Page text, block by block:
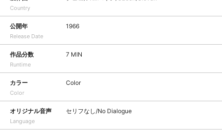
Country
公開年
Release Date
1966
作品分数
Runtime
7 MIN
カラー
Color
Color
オリジナル音声
Language
セリフなし/No Dialogue